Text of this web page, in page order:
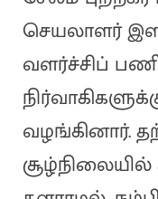
செயலாளர்
வளர்ச்சிப்
வழங்கினார்.